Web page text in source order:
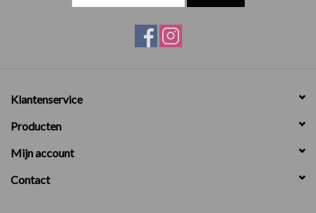
Klantenservice
Producten
Mijn account
Contact